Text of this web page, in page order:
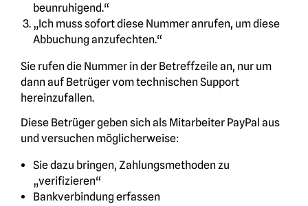
beunruhigend.“
„Ich muss sofort diese Nummer anrufen, um diese
Abbuchung anzufechten.“
Sie rufen die Nummer in der Betreffzeile an, nur um
dann auf Betrüger vom technischen Support
hereinzufallen.
Diese Betrüger geben sich als Mitarbeiter PayPal aus
und versuchen möglicherweise:
Sie dazu bringen, Zahlungsmethoden zu
„verifizieren“
Bankverbindung erfassen